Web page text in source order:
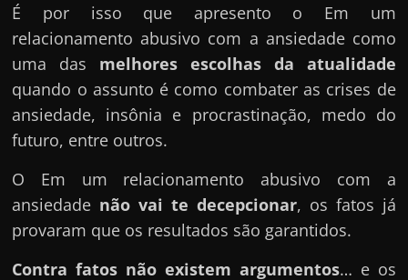
É por isso que apresento o Em um
relacionamento abusivo com a ansiedade como
uma das melhores escolhas da atualidade
quando o assunto é como combater as crises de
ansiedade, insônia e procrastinação, medo do
futuro, entre outros.
O Em um relacionamento abusivo com a
ansiedade não vai te decepcionar, os fatos já
provaram que os resultados são garantidos.
Contra fatos não existem argumentos… e os